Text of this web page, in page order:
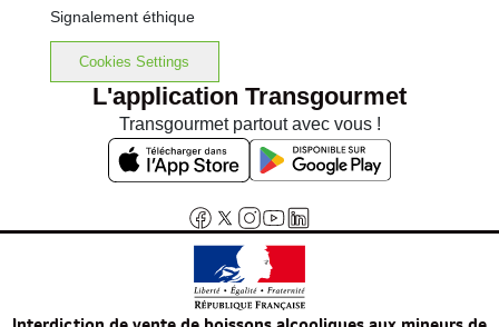
Signalement éthique
Cookies Settings
L'application Transgourmet
Transgourmet partout avec vous !